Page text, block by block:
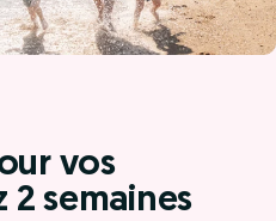
vos
2 semaines